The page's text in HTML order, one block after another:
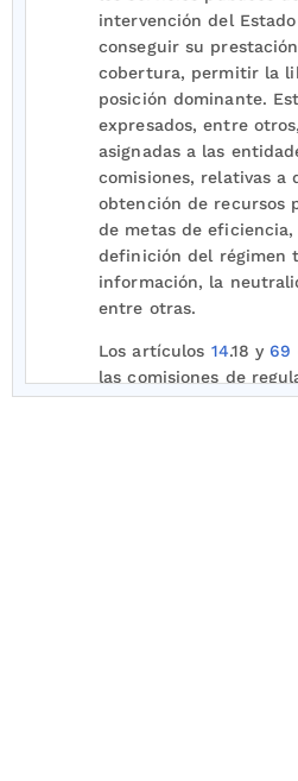
intervención del
conseguir su
cobertura, permitir la
posición dominante.
expresados, entre
asignadas a las
comisiones, relativas a
obtención de recursos
de metas de
definición del régimen
información, la
entre otras.
Los artículos 14.18 y69
las comisiones de
público respectivo con